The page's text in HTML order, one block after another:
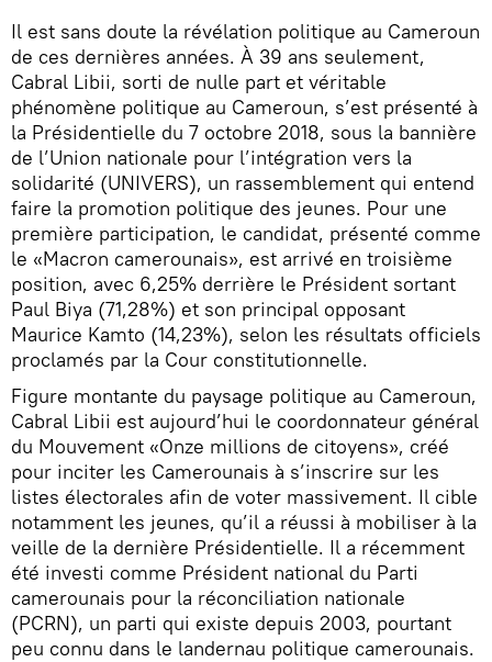
Il est sans doute la révélation politique au Cameroun
de ces dernières années. À 39 ans seulement,
Cabral Libii, sorti de nulle part et véritable
phénomène politique au Cameroun, s’est présenté à
la Présidentielle du 7 octobre 2018, sous la bannière
de l’Union nationale pour l’intégration vers la
solidarité (UNIVERS), un rassemblement qui entend
faire la promotion politique des jeunes. Pour une
première participation, le candidat, présenté comme
le «Macron camerounais», est arrivé en troisième
position, avec 6,25% derrière le Président sortant
Paul Biya (71,28%) et son principal opposant
Maurice Kamto (14,23%), selon les résultats officiels
proclamés par la Cour constitutionnelle.
Figure montante du paysage politique au Cameroun,
Cabral Libii est aujourd’hui le coordonnateur général
du Mouvement «Onze millions de citoyens», créé
pour inciter les Camerounais à s’inscrire sur les
listes électorales afin de voter massivement. Il cible
notamment les jeunes, qu’il a réussi à mobiliser à la
veille de la dernière Présidentielle. Il a récemment
été investi comme Président national du Parti
camerounais pour la réconciliation nationale
(PCRN), un parti qui existe depuis 2003, pourtant
peu connu dans le landernau politique camerounais.